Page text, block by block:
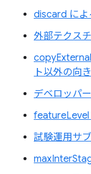
discard によ
外部テクス
ト以外の向
デベロッパ
featureLevel
試験運用サ